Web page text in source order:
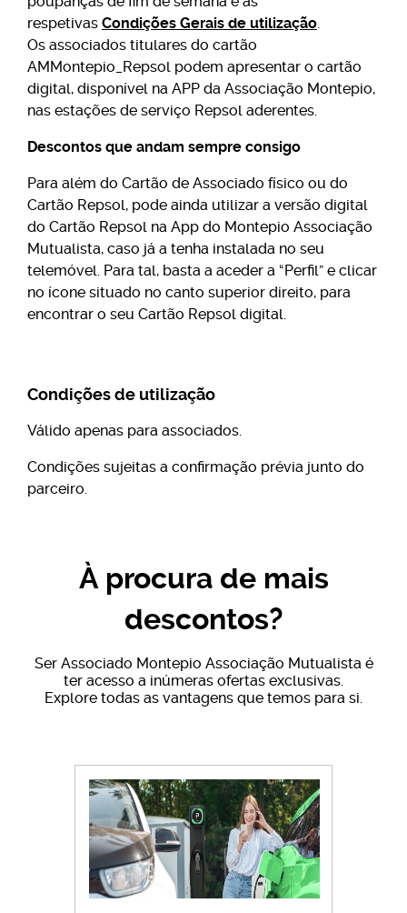
respetivas Condições Gerais de utilização
Os associados titulares do cartão
AMMontepio_Repsol podem apresentar o cartão
digital, disponível na APP da Associação Montepio,
nas estações de serviço Repsol aderentes.
Descontos que andam sempre consigo
Para além do Cartão de Associado físico ou do
Cartão Repsol, pode ainda utilizar a versão digital
do Cartão Repsol na App do Montepio Associação
Mutualista, caso já a tenha instalada no seu
telemóvel. Para tal, basta a aceder a “Perfil” e clicar
no ícone situado no canto superior direito, para
encontrar o seu Cartão Repsol digital.
Condições de utilização
Válido apenas para associados.
Condições sujeitas a confirmação prévia junto do
parceiro.
À procura de mais
descontos?
Ser Associado Montepio Associação Mutualista é
ter acesso a inúmeras ofertas exclusivas.
Explore todas as vantagens que temos para si.